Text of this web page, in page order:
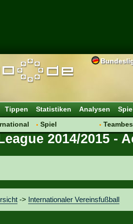
Tippen Statistiken Analysen
Spiel
Regeln & Tipps
2014/2015 -
-> Internationaler Vereinsfußball